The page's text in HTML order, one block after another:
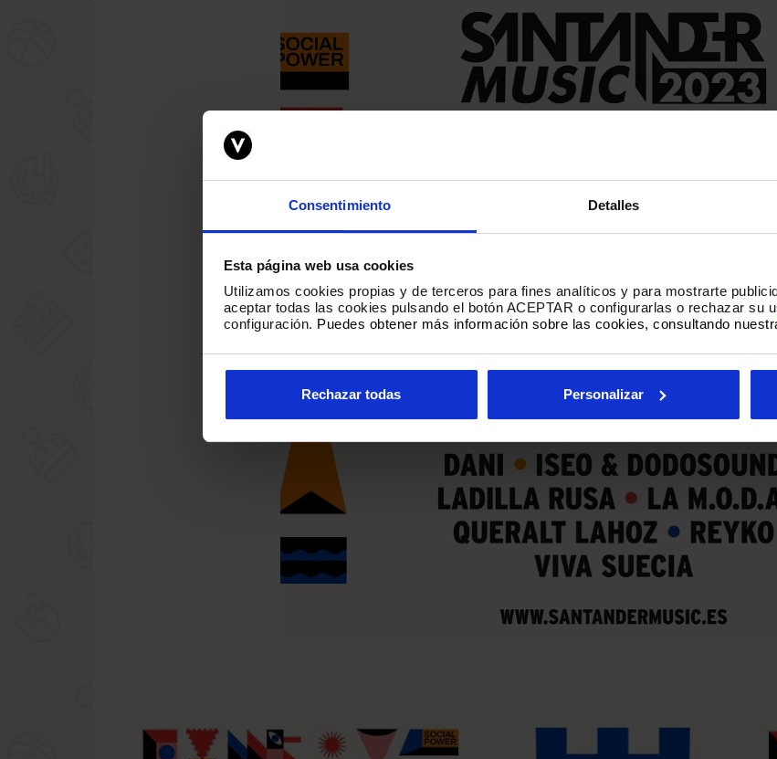
Consentimiento Detalles
Esta página web usa cookies
Utilizamos cookies propias y de terceros para fines analíticos y para mostrarte
aceptar todas las cookies pulsando el botón ACEPTAR o configurarlas o rechazar su
configuración. Puedes obtener más información sobre las cookies, consultando
Rechazar todas Personalizar